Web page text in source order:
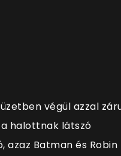
végül azzal
halottnak látszó
azaz Batman és Robin